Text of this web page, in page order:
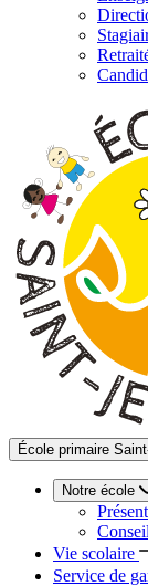
École primaire
Notre école
Vie scolaire
Service de